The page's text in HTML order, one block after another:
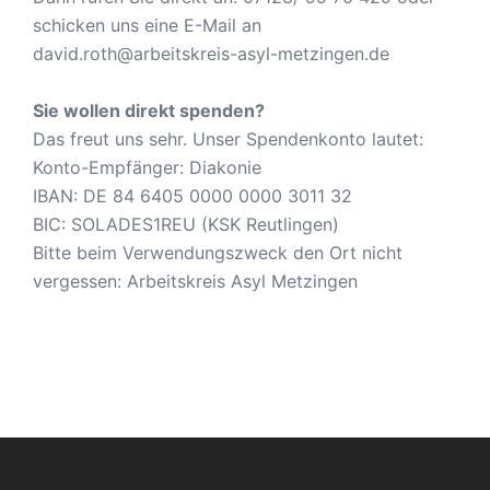
schicken uns eine E-Mail an
david.roth@arbeitskreis-asyl-metzingen.de
Sie wollen direkt spenden?
Das freut uns sehr. Unser Spendenkonto lautet:
Konto-Empfänger: Diakonie
IBAN: DE 84 6405 0000 0000 3011 32
BIC: SOLADES1REU (KSK Reutlingen)
Bitte beim Verwendungszweck den Ort nicht
vergessen: Arbeitskreis Asyl Metzingen